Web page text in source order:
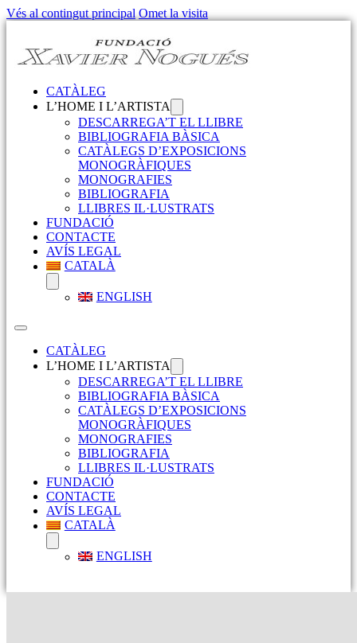
Vés al contingut principal Omet la visita
CATÀLEG
L’HOME I L’ARTISTA
DESCARREGA’T EL LLIBRE
BIBLIOGRAFIA BÀSICA
CATÀLEGS D’EXPOSICIONS
MONOGRÀFIQUES
MONOGRAFIES
BIBLIOGRAFIA
LLIBRES IL·LUSTRATS
FUNDACIÓ
CONTACTE
AVÍS LEGAL
CATALÀ
ENGLISH
CATÀLEG
L’HOME I L’ARTISTA
DESCARREGA’T EL LLIBRE
BIBLIOGRAFIA BÀSICA
CATÀLEGS D’EXPOSICIONS
MONOGRÀFIQUES
MONOGRAFIES
BIBLIOGRAFIA
LLIBRES IL·LUSTRATS
FUNDACIÓ
CONTACTE
AVÍS LEGAL
CATALÀ
ENGLISH